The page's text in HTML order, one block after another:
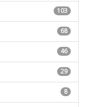
103
68
46
29
8